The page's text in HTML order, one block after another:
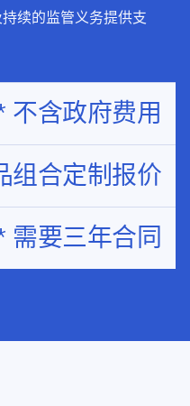
续的监管义务提供支
不含政府费用
组合定制报价
需要三年合同